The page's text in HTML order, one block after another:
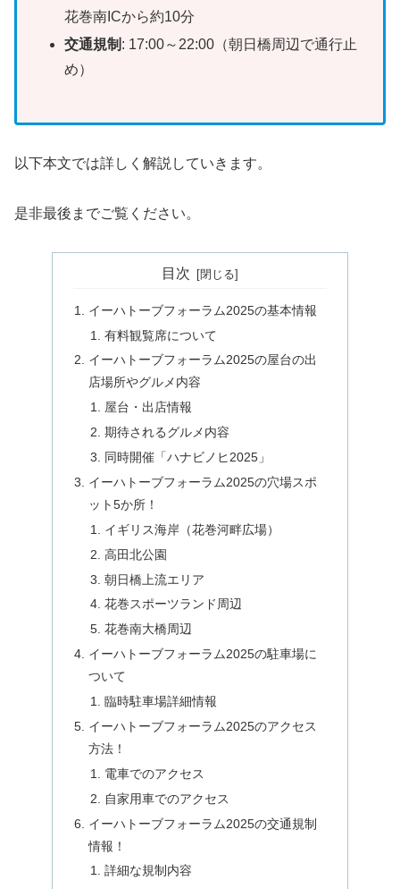
花巻南ICから約10分
交通規制 : 17:00～22:00（朝日橋周辺で通行止
め）
以下本文では詳しく解説していきます。
是非最後までご覧ください。
目次
イーハトーブフォーラム2025の基本情報
有料観覧席について
イーハトーブフォーラム2025の屋台の出
店場所やグルメ内容
屋台・出店情報
期待されるグルメ内容
同時開催「ハナビノヒ2025」
イーハトーブフォーラム2025の穴場スポ
ット5か所！
イギリス海岸（花巻河畔広場）
高田北公園
朝日橋上流エリア
花巻スポーツランド周辺
花巻南大橋周辺
イーハトーブフォーラム2025の駐車場に
ついて
臨時駐車場詳細情報
イーハトーブフォーラム2025のアクセス
方法！
電車でのアクセス
自家用車でのアクセス
イーハトーブフォーラム2025の交通規制
情報！
詳細な規制内容